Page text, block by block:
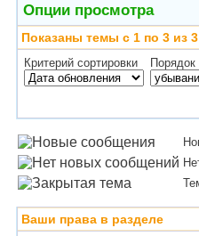
Опции просмотра
Показаны темы с 1 по 3 из 3
Критерий сортировки Порядок
Ваши права в разделе